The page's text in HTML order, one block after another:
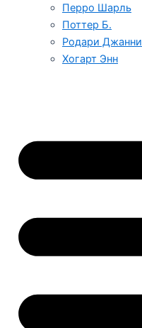
Перро Шарль
Поттер Б.
Родари Джанни
Хогарт Энн